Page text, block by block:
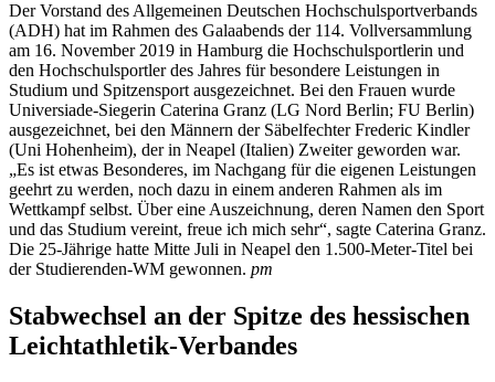
Der Vorstand des Allgemeinen Deutschen Hochschulsportverbands
(ADH) hat im Rahmen des Galaabends der 114. Vollversammlung
am 16. November 2019 in Hamburg die Hochschulsportlerin und
den Hochschulsportler des Jahres für besondere Leistungen in
Studium und Spitzensport ausgezeichnet. Bei den Frauen wurde
Universiade-Siegerin Caterina Granz (LG Nord Berlin; FU Berlin)
ausgezeichnet, bei den Männern der Säbelfechter Frederic Kindler
(Uni Hohenheim), der in Neapel (Italien) Zweiter geworden war.
„Es ist etwas Besonderes, im Nachgang für die eigenen Leistungen
geehrt zu werden, noch dazu in einem anderen Rahmen als im
Wettkampf selbst. Über eine Auszeichnung, deren Namen den Sport
und das Studium vereint, freue ich mich sehr“, sagte Caterina Granz.
Die 25-Jährige hatte Mitte Juli in Neapel den 1.500-Meter-Titel bei
der Studierenden-WM gewonnen. pm
Stabwechsel an der Spitze des hessischen
Leichtathletik-Verbandes